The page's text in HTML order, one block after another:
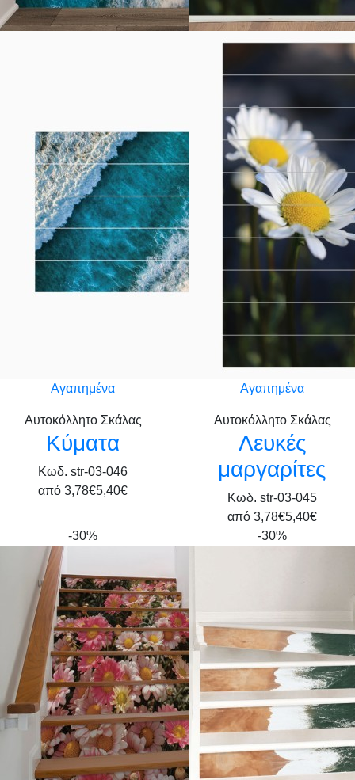
Αγαπημένα
Αυτοκόλλητο Σκάλας
Κύματα
Κωδ. str-03-046
από 3,78€5,40€
Αγαπημένα
Αυτοκόλλητο Σκάλας
Λευκές
μαργαρίτες
Κωδ. str-03-045
από 3,78€5,40€
-30%
-30%